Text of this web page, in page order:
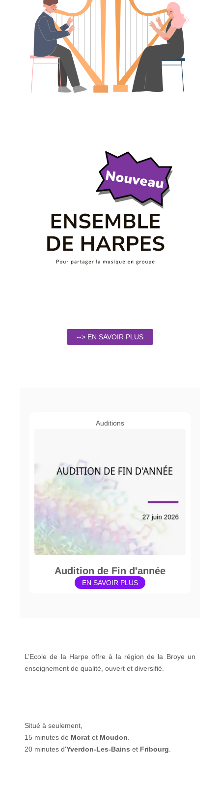
--> EN SAVOIR PLUS
Auditions
Audition de Fin d'année
EN SAVOIR PLUS
L’Ecole de la Harpe offre à la région de la Broye un
enseignement de qualité, ouvert et diversifié.
Situé à seulement,
15 minutes de Morat et Moudon
20 minutes d'Yverdon-Les-Bains et Fribourg